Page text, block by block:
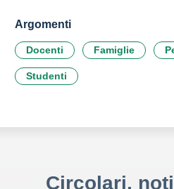
Argomenti
Docenti Famiglie
Studenti
Circolari,